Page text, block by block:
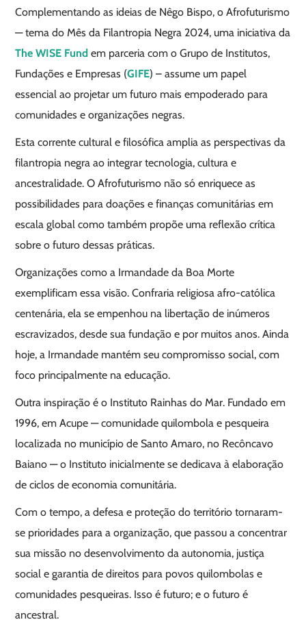
Complementando as ideias de Nêgo Bispo, o Afrofuturismo
— tema do Mês da Filantropia Negra 2024, uma iniciativa da
The WISE Fund em parceria com o Grupo de Institutos,
Fundações e Empresas (GIFE) – assume um papel
essencial ao projetar um futuro mais empoderado para
comunidades e organizações negras.
Esta corrente cultural e filosófica amplia as perspectivas da
filantropia negra ao integrar tecnologia, cultura e
ancestralidade. O Afrofuturismo não só enriquece as
possibilidades para doações e finanças comunitárias em
escala global como também propõe uma reflexão crítica
sobre o futuro dessas práticas.
Organizações como a Irmandade da Boa Morte
exemplificam essa visão. Confraria religiosa afro-católica
centenária, ela se empenhou na libertação de inúmeros
escravizados, desde sua fundação e por muitos anos. Ainda
hoje, a Irmandade mantém seu compromisso social, com
foco principalmente na educação.
Outra inspiração é o Instituto Rainhas do Mar. Fundado em
1996, em Acupe — comunidade quilombola e pesqueira
localizada no município de Santo Amaro, no Recôncavo
Baiano — o Instituto inicialmente se dedicava à elaboração
de ciclos de economia comunitária.
Com o tempo, a defesa e proteção do território tornaram-
se prioridades para a organização, que passou a concentrar
sua missão no desenvolvimento da autonomia, justiça
social e garantia de direitos para povos quilombolas e
comunidades pesqueiras. Isso é futuro; e o futuro é
ancestral.